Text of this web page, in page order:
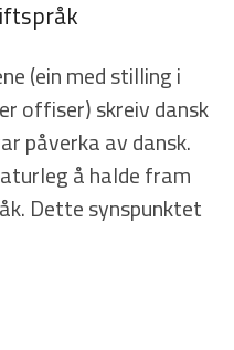
(ein med stilling i
offiser) skreiv dansk
påverka av dansk.
å halde fram
Dette synspunktet